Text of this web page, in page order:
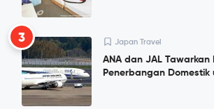
3 Japan Travel
ANA dan JAL Tawarkan
Penerbangan Domestik